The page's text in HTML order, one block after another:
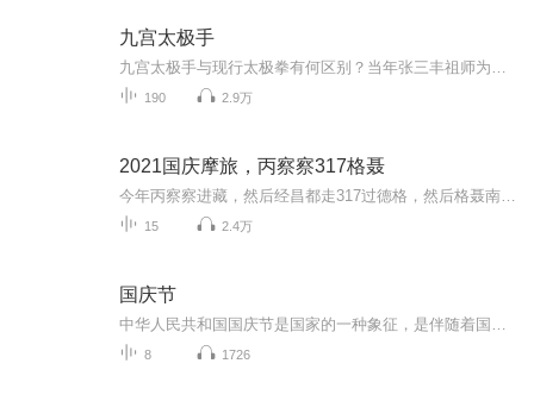
九宫太极手
190 2.9万
2021国庆摩旅，丙察察317格聂
15 2.4万
国庆节
8 1726